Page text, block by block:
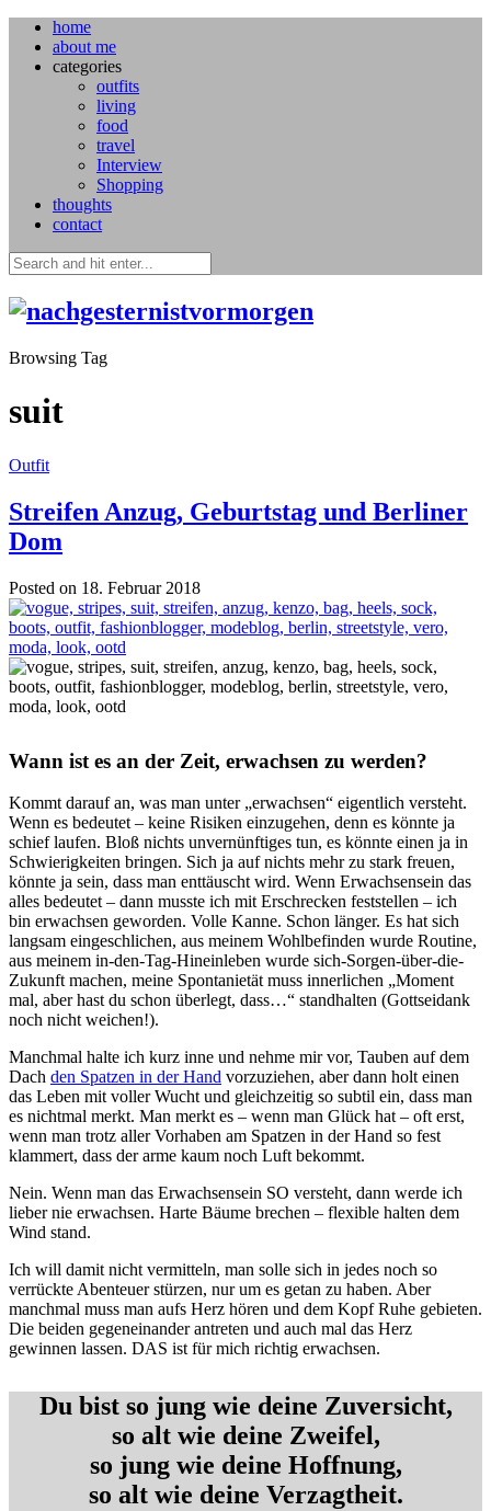
home
about me
categories
outfits
living
food
travel
Interview
Shopping
thoughts
contact
Browsing Tag
suit
Outfit
Streifen Anzug, Geburtstag und Berliner
Dom
Posted on 18. Februar 2018
Wann ist es an der Zeit, erwachsen zu werden?
Kommt darauf an, was man unter „erwachsen“ eigentlich versteht.
Wenn es bedeutet – keine Risiken einzugehen, denn es könnte ja
schief laufen. Bloß nichts unvernünftiges tun, es könnte einen ja in
Schwierigkeiten bringen. Sich ja auf nichts mehr zu stark freuen,
könnte ja sein, dass man enttäuscht wird. Wenn Erwachsensein das
alles bedeutet – dann musste ich mit Erschrecken feststellen – ich
bin erwachsen geworden. Volle Kanne. Schon länger. Es hat sich
langsam eingeschlichen, aus meinem Wohlbefinden wurde Routine,
aus meinem in-den-Tag-Hineinleben wurde sich-Sorgen-über-die-
Zukunft machen, meine Spontanietät muss innerlichen „Moment
mal, aber hast du schon überlegt, dass…“ standhalten (Gottseidank
noch nicht weichen!).
Manchmal halte ich kurz inne und nehme mir vor, Tauben auf dem
Dach den Spatzen in der Hand vorzuziehen, aber dann holt einen
das Leben mit voller Wucht und gleichzeitig so subtil ein, dass man
es nichtmal merkt. Man merkt es – wenn man Glück hat – oft erst,
wenn man trotz aller Vorhaben am Spatzen in der Hand so fest
klammert, dass der arme kaum noch Luft bekommt.
Nein. Wenn man das Erwachsensein SO versteht, dann werde ich
lieber nie erwachsen. Harte Bäume brechen – flexible halten dem
Wind stand.
Ich will damit nicht vermitteln, man solle sich in jedes noch so
verrückte Abenteuer stürzen, nur um es getan zu haben. Aber
manchmal muss man aufs Herz hören und dem Kopf Ruhe gebieten.
Die beiden gegeneinander antreten und auch mal das Herz
gewinnen lassen. DAS ist für mich richtig erwachsen.
Du bist so jung wie deine Zuversicht,
so alt wie deine Zweifel,
so jung wie deine Hoffnung,
so alt wie deine Verzagtheit.